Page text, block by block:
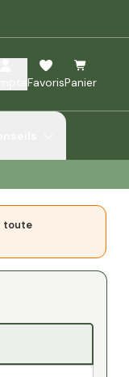
FavorisPanier
toute